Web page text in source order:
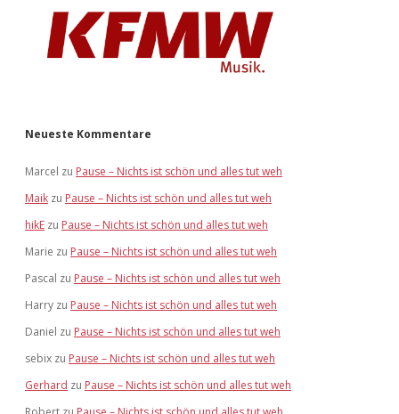
Neueste Kommentare
Marcel zu Pause – Nichts ist schön und alles tut weh
Maik zu Pause – Nichts ist schön und alles tut weh
hikE zu Pause – Nichts ist schön und alles tut weh
Marie zu Pause – Nichts ist schön und alles tut weh
Pascal zu Pause – Nichts ist schön und alles tut weh
Harry zu Pause – Nichts ist schön und alles tut weh
Daniel zu Pause – Nichts ist schön und alles tut weh
sebix zu Pause – Nichts ist schön und alles tut weh
Gerhard zu Pause – Nichts ist schön und alles tut weh